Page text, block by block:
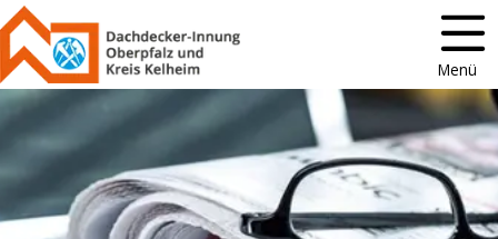
Menü